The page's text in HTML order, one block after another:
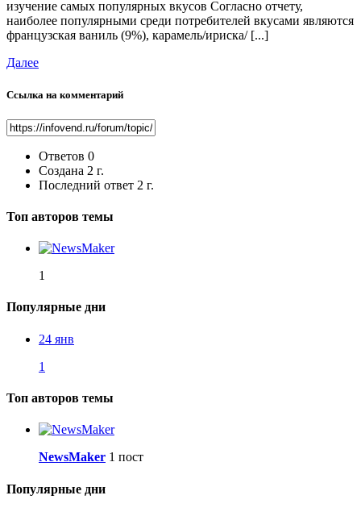
изучение самых популярных вкусов Согласно отчету,
наиболее популярными среди потребителей вкусами являются
французская ваниль (9%), карамель/ириска/ [...]
Далее
Ссылка на комментарий
Ответов 0
Создана 2 г.
Последний ответ 2 г.
Топ авторов темы
1
Популярные дни
24 янв
1
Топ авторов темы
NewsMaker 1 пост
Популярные дни